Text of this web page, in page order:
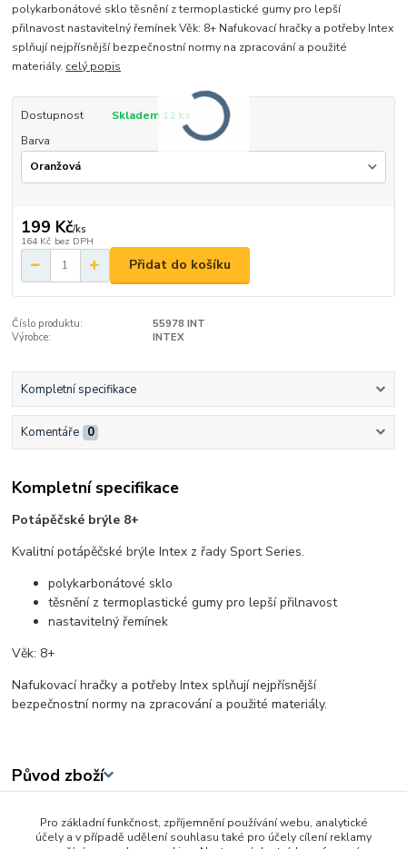
polykarbonátové sklo těsnění z termoplastické gumy pro lepší
přilnavost nastavitelný řemínek Věk: 8+ Nafukovací hračky a potřeby Intex
splňují nejpřísnější bezpečnostní normy na zpracování a použité
materiály. celý popis
Dostupnost
Skladem 12 ks
Barva
199 Kč/ks
164 Kč bez DPH
Přidat do košíku
Číslo produktu:
55978 INT
Výrobce:
INTEX
Kompletní specifikace
Komentáře 0
Kompletní specifikace
Potápěčské brýle 8+
Kvalitní potápěčské brýle Intex z řady Sport Series.
polykarbonátové sklo
těsnění z termoplastické gumy pro lepší přilnavost
nastavitelný řemínek
Věk: 8+
Nafukovací hračky a potřeby Intex splňují nejpřísnější
bezpečnostní normy na zpracování a použité materiály.
Původ zboží
Zboží zařazeno v kategoriích
Pro základní funkčnost, zpříjemnění používání webu, analytické
účely a v případě udělení souhlasu také pro účely cílení reklamy